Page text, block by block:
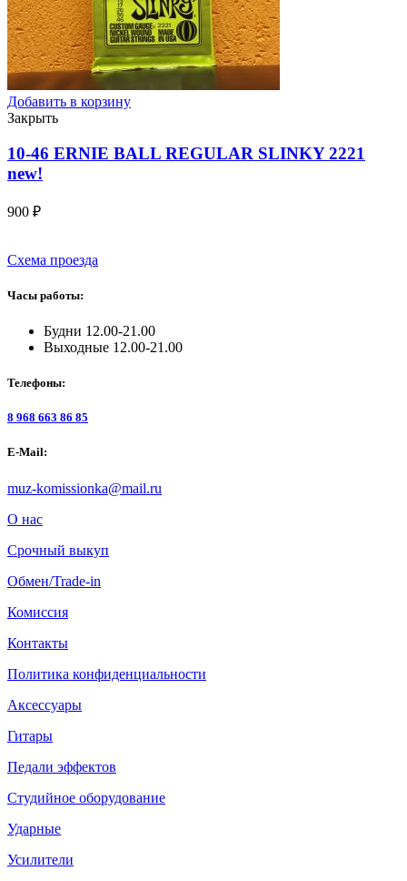
Добавить в корзину
Закрыть
10-46 ERNIE BALL REGULAR SLINKY 2221
new!
900 ₽
Схема проезда
Часы работы:
Будни 12.00-21.00
Выходные 12.00-21.00
Телефоны:
8 968 663 86 85
E-Mail:
muz-komissionka@mail.ru
О нас
Срочный выкуп
Обмен/Trade-in
Комиссия
Контакты
Политика конфиденциальности
Аксессуары
Гитары
Педали эффектов
Студийное оборудование
Ударные
Усилители